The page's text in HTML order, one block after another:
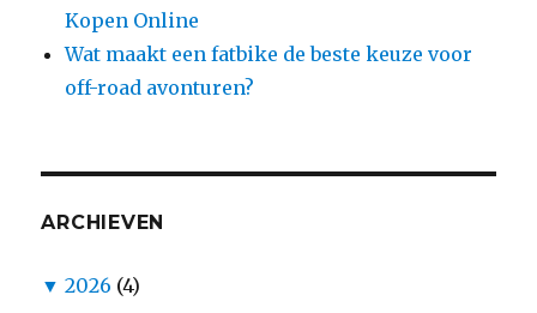
Kopen Online
Wat maakt een fatbike de beste keuze voor
off-road avonturen?
ARCHIEVEN
▼ 2026 (4)